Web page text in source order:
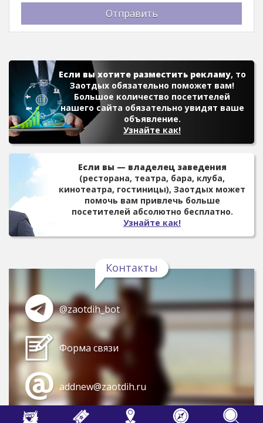
Отправить
Если вы хотите разместить рекламу, то
Заотдых обязательно поможет вам!
Большое количество посетителей
нашего сайта обязательно увидят ваше
объявление.
Узнайте как!
Если вы — владелец заведения
(ресторана, театра, бара, клуба,
кинотеатра, гостиницы), Заотдых может
помочь вам привлечь больше
посетителей абсолютно бесплатно.
Узнайте как!
Контакты
@zaotdih_bot
Форма связи
addnew@zaotdih.ru